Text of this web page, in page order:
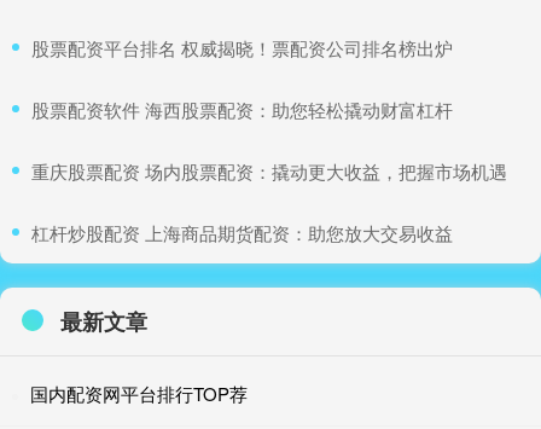
​股票配资平台排名 权威揭晓！票配资公司排名榜出炉
​股票配资软件 海西股票配资：助您轻松撬动财富杠杆
​重庆股票配资 场内股票配资：撬动更大收益，把握市场机遇
​杠杆炒股配资 上海商品期货配资：助您放大交易收益
最新文章
国内配资网平台排行TOP荐